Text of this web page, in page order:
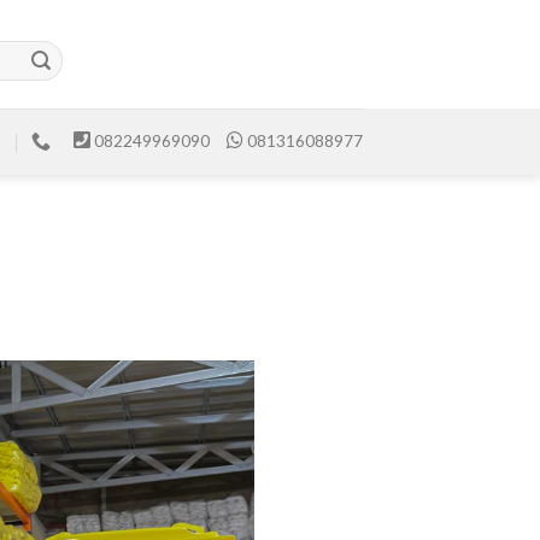
082249969090 081316088977